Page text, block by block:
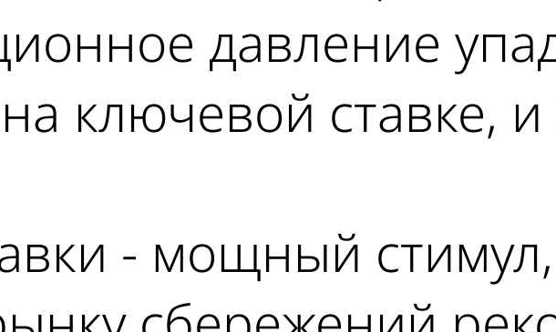
давление
ключевой ставке,
- мощный